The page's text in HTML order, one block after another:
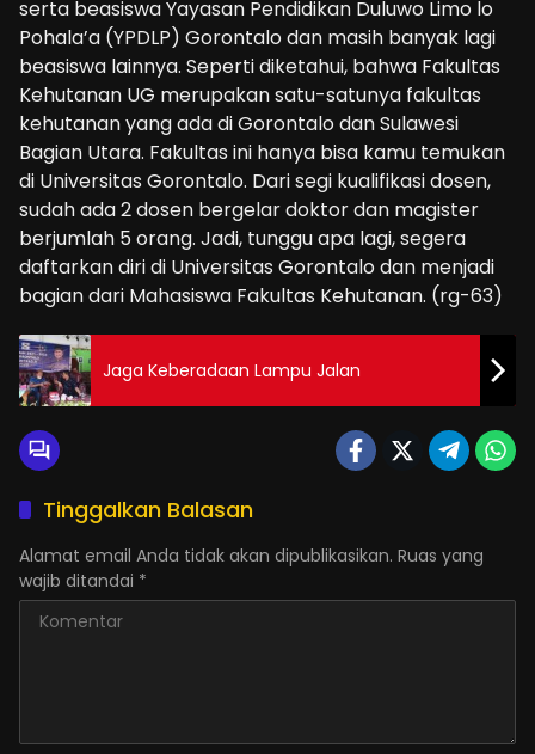
serta beasiswa Yayasan Pendidikan Duluwo Limo lo
Pohala’a (YPDLP) Gorontalo dan masih banyak lagi
beasiswa lainnya. Seperti diketahui, bahwa Fakultas
Kehutanan UG merupakan satu-satunya fakultas
kehutanan yang ada di Gorontalo dan Sulawesi
Bagian Utara. Fakultas ini hanya bisa kamu temukan
di Universitas Gorontalo. Dari segi kualifikasi dosen,
sudah ada 2 dosen bergelar doktor dan magister
berjumlah 5 orang. Jadi, tunggu apa lagi, segera
daftarkan diri di Universitas Gorontalo dan menjadi
bagian dari Mahasiswa Fakultas Kehutanan. (rg-63)
Jaga Keberadaan Lampu Jalan
Tinggalkan Balasan
Alamat email Anda tidak akan dipublikasikan. Ruas yang
wajib ditandai *